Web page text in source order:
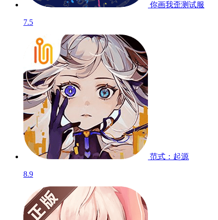
你画我歪测试服
7.5
范式：起源
8.9